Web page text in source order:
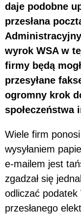
daje podobne
przesłana
wyrok WSA w
firmy będą
przesyłane
ogromny krok
społeczeństwa
Wiele firm
wysyłaniem
e-mailem jest
zgadzał się
odliczać podatek
przesłanego